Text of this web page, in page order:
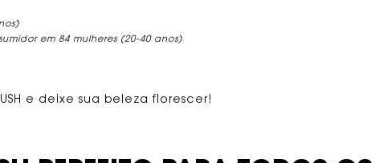
em 84 mulheres (20-40 anos)
e deixe sua beleza florescer!